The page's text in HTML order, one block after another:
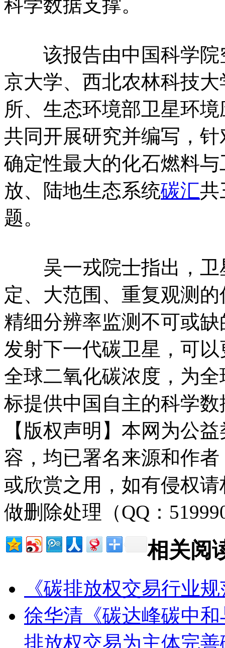
科学数据支撑。
该报告由中国科学院
京大学、西北农林科技
所、生态环境部卫星环
共同开展研究并编写，
确定性最大的化石燃料
放、陆地生态系统碳汇共
题。
吴一戎院士指出，卫
定、大范围、重复观测
精细分辨率监测不可或
发射下一代碳卫星，可
全球二氧化碳浓度，为
标提供中国自主的科学数
【版权声明】本网为公
容，均已署名来源和作
或欣赏之用，如有侵权
做删除处理（QQ：
相关阅
《碳排放权交易行业
徐华清《碳达峰碳中
排放权交易为主体完